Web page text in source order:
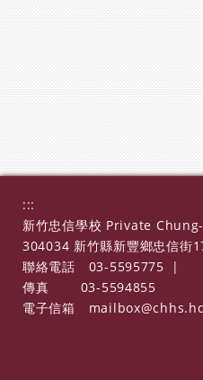
:::
新竹忠信學校 Private
304034 新竹縣新豐鄉忠信街
聯絡電話
03-5595775
|
傳真
03-5594855
電子信箱